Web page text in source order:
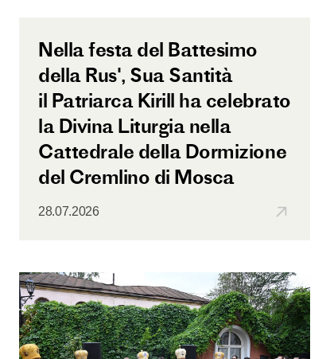
Nella festa del Battesimo
della Rus', Sua Santità
il Patriarca Kirill ha celebrato
la Divina Liturgia nella
Cattedrale della Dormizione
del Cremlino di Mosca
28.07.2026